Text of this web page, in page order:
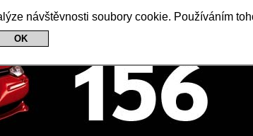
návštěvnosti soubory cookie. Používáním
OK
156 Club